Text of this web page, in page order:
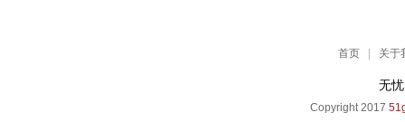
首页 关于
无
Copyright 2017